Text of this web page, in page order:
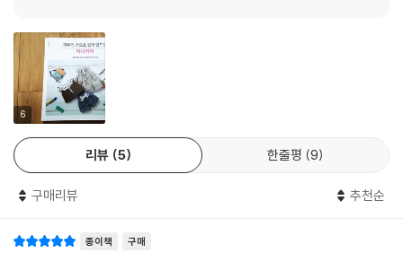
6
리뷰 5 한줄평 9
구매리뷰 추천순
종이책 구매